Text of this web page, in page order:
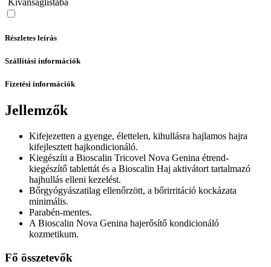
Részletes leírás
Szállítási információk
Fizetési információk
Jellemzők
Kifejezetten a gyenge, élettelen, kihullásra hajlamos hajra
kifejlesztett hajkondicionáló.
Kiegészíti a Bioscalin Tricovel Nova Genina étrend-
kiegészítő tablettát és a Bioscalin Haj aktivátort tartalmazó
hajhullás elleni kezelést.
Bőrgyógyászatilag ellenőrzött, a bőrirritáció kockázata
minimális.
Parabén-mentes.
A Bioscalin Nova Genina hajerősítő kondicionáló
kozmetikum.
Fő összetevők